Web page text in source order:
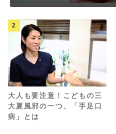
2
大人も要注意！こどもの三
大夏風邪の一つ、「手足口
病」とは